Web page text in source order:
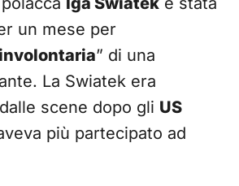
un mese per
” di una
La Swiatek era
scene dopo gli US
più partecipato ad